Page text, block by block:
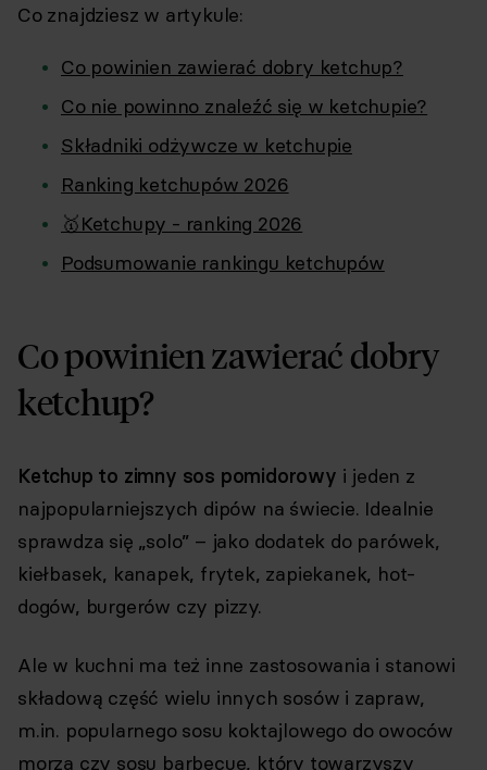
Co znajdziesz w artykule:
Co powinien zawierać dobry ketchup?
Co nie powinno znaleźć się w ketchupie?
Składniki odżywcze w ketchupie
Ranking ketchupów 2026
🥇Ketchupy - ranking 2026
Podsumowanie rankingu ketchupów
Co powinien zawierać dobry
ketchup?
Ketchup to zimny sos pomidorowy i jeden z
najpopularniejszych dipów na świecie. Idealnie
sprawdza się „solo” – jako dodatek do parówek,
kiełbasek, kanapek, frytek, zapiekanek, hot-
dogów, burgerów czy pizzy.
Ale w kuchni ma też inne zastosowania i stanowi
składową część wielu innych sosów i zapraw,
m.in. popularnego sosu koktajlowego do owoców
morza czy sosu barbecue, który towarzyszy